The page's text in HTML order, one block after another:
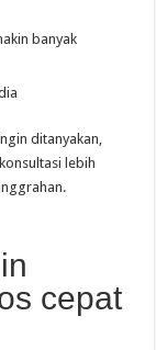
banyak
ditanyakan,
lebih
cepat